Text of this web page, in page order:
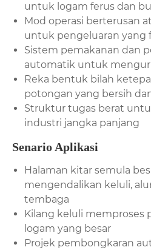
untuk logam ferus dan
Mod operasi berterusan
untuk pengeluaran yang
Sistem pemakanan dan
automatik untuk
Reka bentuk bilah
potongan yang bersih
Struktur tugas berat
industri jangka panjang
Senario Aplikasi
Halaman kitar semula
mengendalikan keluli,
tembaga
Kilang keluli memproses
logam yang besar
Projek pembongkaran